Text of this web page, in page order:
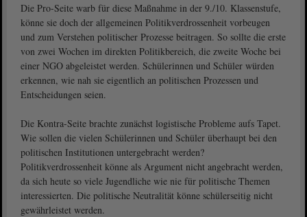
Die Pro-Seite warb für diese Maßnahme in der 9./10. Klassenstufe,
könne sie doch der allgemeinen Politikverdrossenheit vorbeugen
und zum Verstehen politischer Prozesse beitragen. So sollte die erste
von zwei Wochen im direkten Politikbereich, die zweite Woche bei
einer NGO abgeleistet werden. Schülerinnen und Schüler würden
erkennen, wie nah sie eigentlich an politischen Prozessen und
Entscheidungen seien.
Die Kontra-Seite brachte zunächst logistische Probleme aufs Tapet.
Wie sollen die vielen Schülerinnen und Schüler überhaupt bei den
politischen Institutionen untergebracht werden?
Politikverdrossenheit könne als Argument nicht angebracht werden,
da sich heute so viele Jugendliche wie nie für politische Themen
interessierten. Die politische Neutralität könne schülerseitig nicht
gewährleistet werden.